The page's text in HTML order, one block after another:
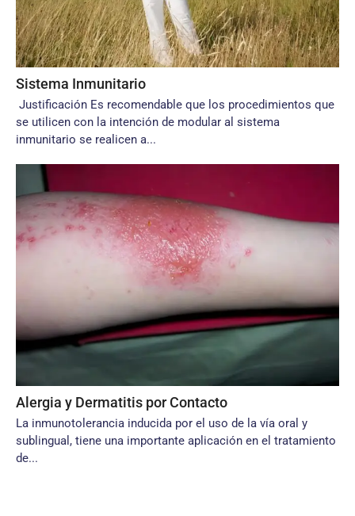
Sistema Inmunitario
Justificación Es recomendable que los procedimientos que
se utilicen con la intención de modular al sistema
inmunitario se realicen a...
Alergia y Dermatitis por Contacto
La inmunotolerancia inducida por el uso de la vía oral y
sublingual, tiene una importante aplicación en el tratamiento
de...